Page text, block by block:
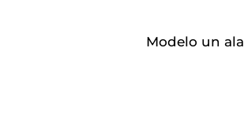
Modelo un ala